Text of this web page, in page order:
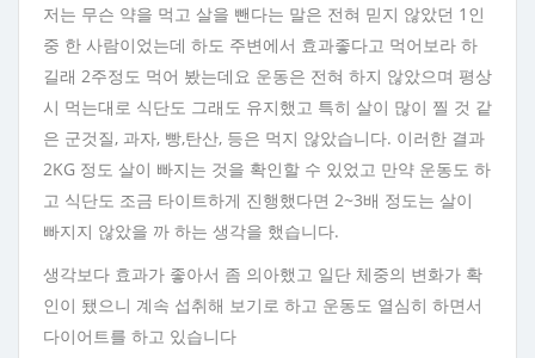
저는 무슨 약을 먹고 살을 뺀다는 말은 전혀 믿지 않았던 1인
중 한 사람이었는데 하도 주변에서 효과좋다고 먹어보라 하
길래 2주정도 먹어 봤는데요 운동은 전혀 하지 않았으며 평상
시 먹는대로 식단도 그래도 유지했고 특히 살이 많이 찔 것 같
은 군것질, 과자, 빵,탄산, 등은 먹지 않았습니다. 이러한 결과
2KG 정도 살이 빠지는 것을 확인할 수 있었고 만약 운동도 하
고 식단도 조금 타이트하게 진행했다면 2~3배 정도는 살이
빠지지 않았을 까 하는 생각을 했습니다.
생각보다 효과가 좋아서 좀 의아했고 일단 체중의 변화가 확
인이 됐으니 계속 섭취해 보기로 하고 운동도 열심히 하면서
다이어트를 하고 있습니다